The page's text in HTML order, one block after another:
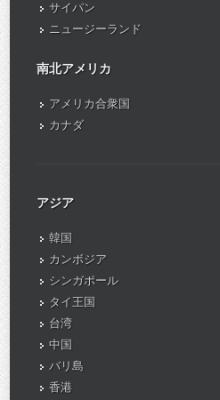
サイパン
ニュージーランド
南北アメリカ
アメリカ合衆国
カナダ
アジア
韓国
カンボジア
シンガポール
タイ王国
台湾
中国
バリ島
香港